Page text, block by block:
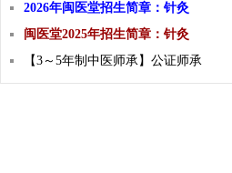
2026年闽医堂招生简章：针灸
闽医堂2025年招生简章：针灸
【3～5年制中医师承】公证师承